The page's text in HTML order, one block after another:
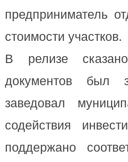
предприниматель
стоимости участков.
В релизе
документов был
заведовал
содействия
поддержано